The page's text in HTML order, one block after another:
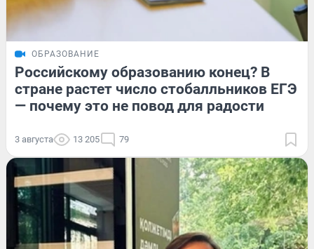
ОБРАЗОВАНИЕ
Российскому образованию конец? В
стране растет число стобалльников ЕГЭ
— почему это не повод для радости
3 августа 13 205 79